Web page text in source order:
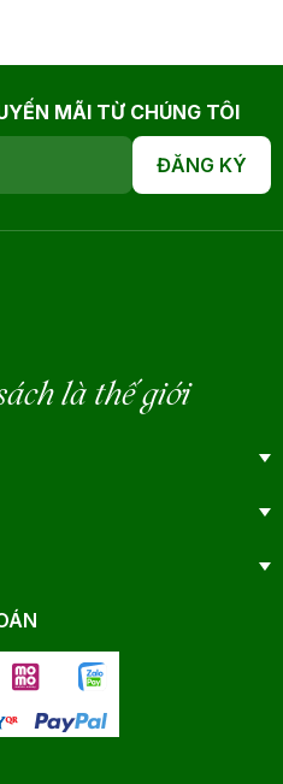
MÃI TỪ CHÚNG TÔI
ĐĂNG KÝ
là thế giới